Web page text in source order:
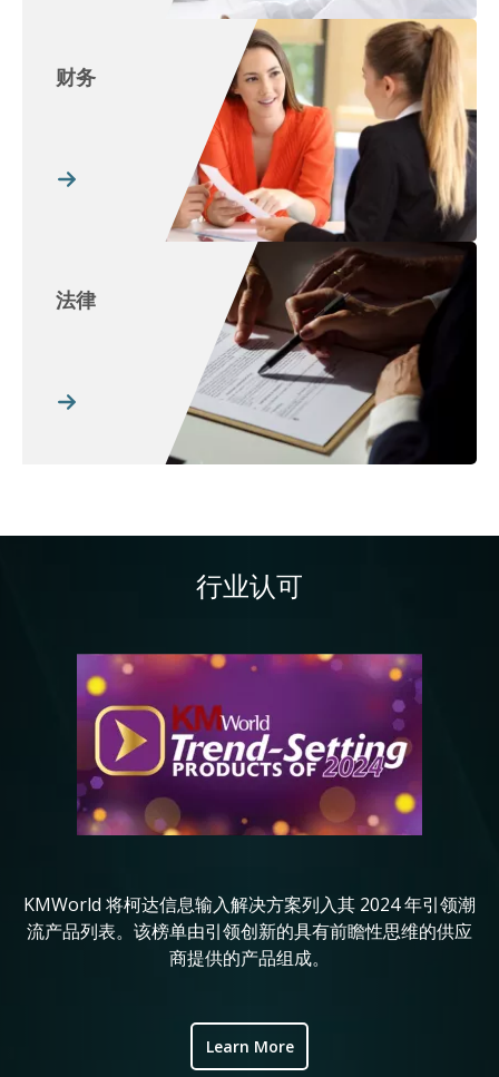
财务
法律
行业认可
KMWorld 将柯达信息输入解决方案列入其 2024 年引领潮
流产品列表。该榜单由引领创新的具有前瞻性思维的供应
商提供的产品组成。
Learn More